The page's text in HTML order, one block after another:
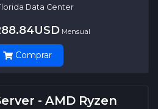
Data Center
Mensual
Comprar
- AMD Ryzen